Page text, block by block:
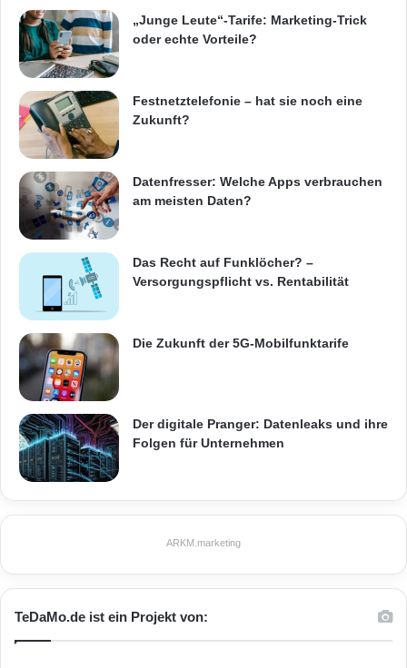
„Junge Leute“-Tarife: Marketing-Trick
oder echte Vorteile?
Festnetztelefonie – hat sie noch eine
Zukunft?
Datenfresser: Welche Apps verbrauchen
am meisten Daten?
Das Recht auf Funklöcher? –
Versorgungspflicht vs. Rentabilität
Die Zukunft der 5G-Mobilfunktarife
Der digitale Pranger: Datenleaks und ihre
Folgen für Unternehmen
ARKM.marketing
TeDaMo.de ist ein Projekt von: